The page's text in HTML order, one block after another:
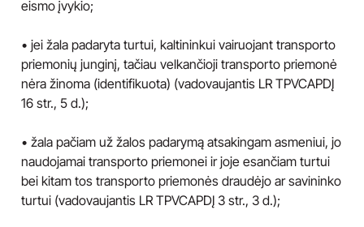
eismo įvykio;
• jei žala padaryta turtui, kaltininkui vairuojant transporto
priemonių junginį, tačiau velkančioji transporto priemonė
nėra žinoma (identifikuota) (vadovaujantis LR TPVCAPDĮ
16 str., 5 d.);
• žala pačiam už žalos padarymą atsakingam asmeniui, jo
naudojamai transporto priemonei ir joje esančiam turtui
bei kitam tos transporto priemonės draudėjo ar savininko
turtui (vadovaujantis LR TPVCAPDĮ 3 str., 3 d.);